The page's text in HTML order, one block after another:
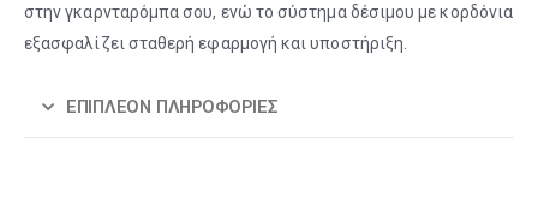
στην γκαρνταρόμπα σου, ενώ το σύστημα δέσιμου με κορδόνια
εξασφαλίζει σταθερή εφαρμογή και υποστήριξη.
ΕΠΙΠΛΈΟΝ ΠΛΗΡΟΦΟΡΊΕΣ